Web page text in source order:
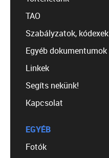
TAO
Szabályzatok, kódexek
Egyéb dokumentumok
Linkek
Segíts nekünk!
Kapcsolat
EGYÉB
Fotók